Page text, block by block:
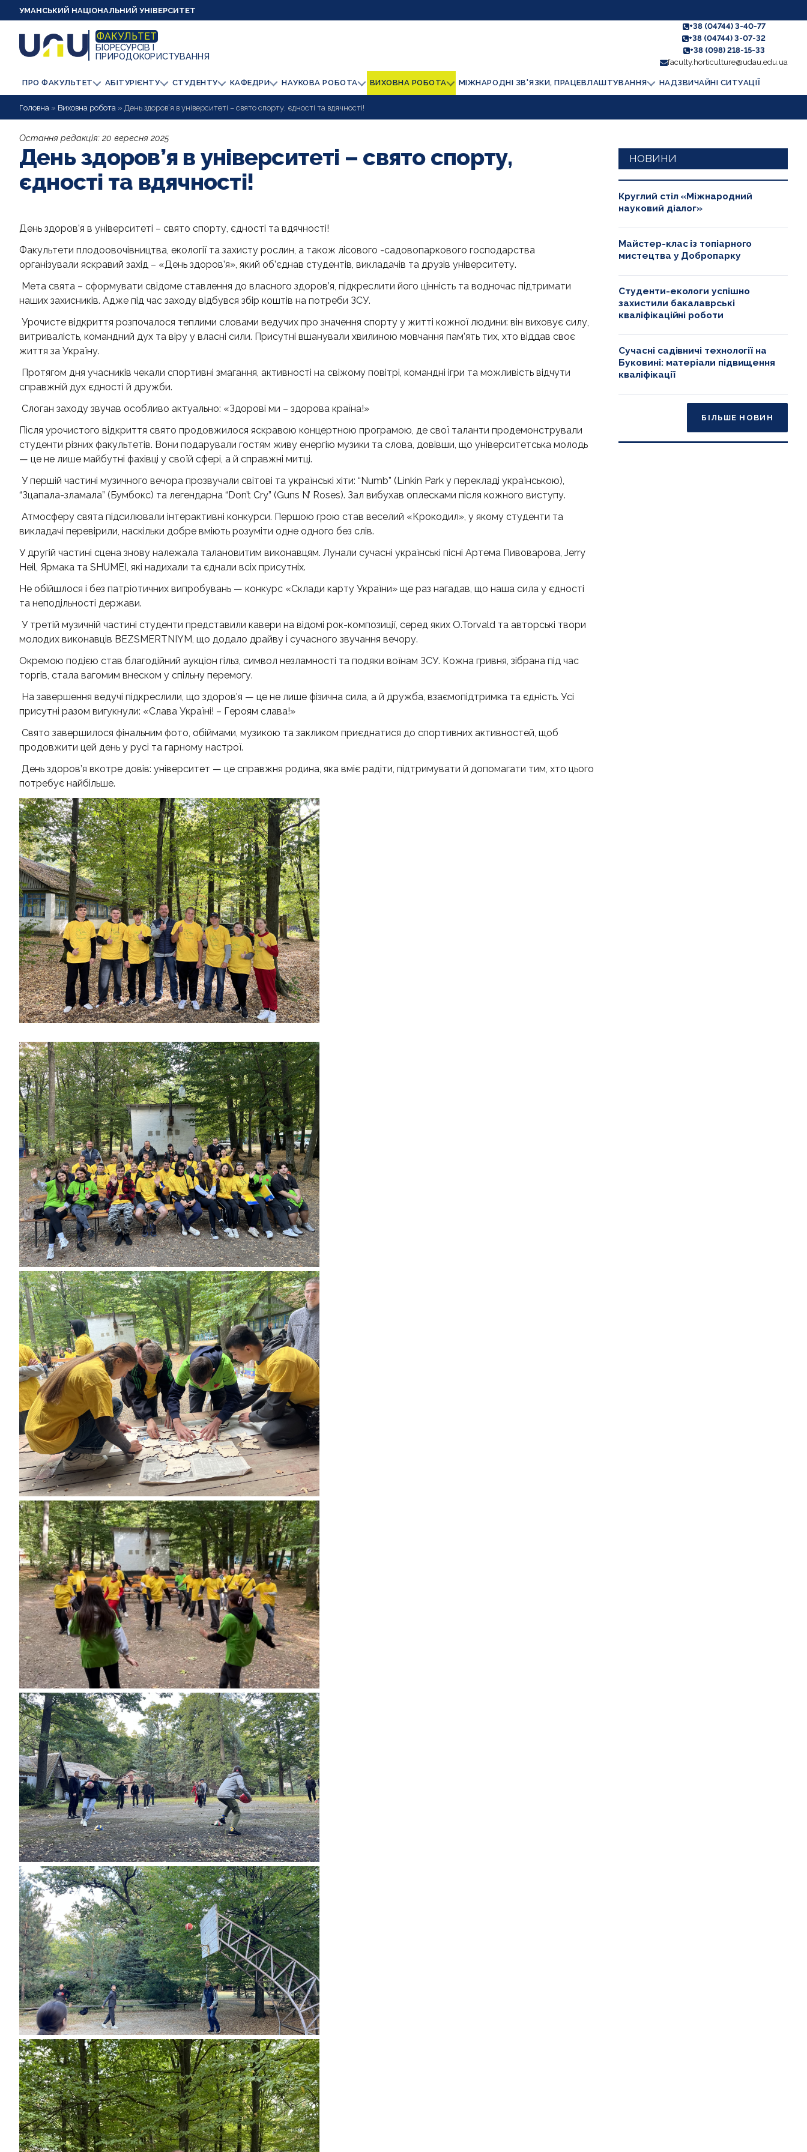
УМАНСЬКИЙ НАЦІОНАЛЬНИЙ УНІВЕРСИТЕТ
ФАКУЛЬТЕТ
БІОРЕСУРСІВ І
ПРИРОДОКОРИСТУВАННЯ
+38 (04744) 3-40-77
+38 (04744) 3-07-32
+38 (098) 218-15-33
faculty.horticulture@udau.edu.ua
ПРО ФАКУЛЬТЕТ АБІТУРІЄНТУ СТУДЕНТУ КАФЕДРИ НАУКОВА РОБОТА ВИХОВНА РОБОТА МІЖНАРОДНІ ЗВ'ЯЗКИ, ПРАЦЕВЛАШТУВАННЯ НАДЗВИЧАЙНІ СИТУАЦІЇ
Головна » Виховна робота » День здоров’я в університеті – свято спорту, єдності та вдячності!
Остання редакція: 20 вересня 2025
День здоров’я в університеті – свято спорту,
єдності та вдячності!
День здоров’я в університеті – свято спорту, єдності та вдячності!
Факультети плодоовочівництва, екології та захисту рослин, а також лісового -садовопаркового господарства
організували яскравий захід – «День здоров’я», який об’єднав студентів, викладачів та друзів університету.
Мета свята – сформувати свідоме ставлення до власного здоров’я, підкреслити його цінність та водночас підтримати
наших захисників. Адже під час заходу відбувся збір коштів на потреби ЗСУ.
Урочисте відкриття розпочалося теплими словами ведучих про значення спорту у житті кожної людини: він виховує силу,
витривалість, командний дух та віру у власні сили. Присутні вшанували хвилиною мовчання пам’ять тих, хто віддав своє
життя за Україну.
Протягом дня учасників чекали спортивні змагання, активності на свіжому повітрі, командні ігри та можливість відчути
справжній дух єдності й дружби.
Слоган заходу звучав особливо актуально: «Здорові ми – здорова країна!»
Після урочистого відкриття свято продовжилося яскравою концертною програмою, де свої таланти продемонстрували
студенти різних факультетів. Вони подарували гостям живу енергію музики та слова, довівши, що університетська молодь
— це не лише майбутні фахівці у своїй сфері, а й справжні митці.
У першій частині музичного вечора прозвучали світові та українські хіти: “Numb” (Linkin Park у перекладі українською),
“Зцапала-зламала” (Бумбокс) та легендарна “Don’t Cry” (Guns N’ Roses). Зал вибухав оплесками після кожного виступу.
Атмосферу свята підсилювали інтерактивні конкурси. Першою грою став веселий «Крокодил», у якому студенти та
викладачі перевірили, наскільки добре вміють розуміти одне одного без слів.
У другій частині сцена знову належала талановитим виконавцям. Лунали сучасні українські пісні Артема Пивоварова, Jerry
Heil, Ярмака та SHUMEI, які надихали та єднали всіх присутніх.
Не обійшлося і без патріотичних випробувань — конкурс «Склади карту України» ще раз нагадав, що наша сила у єдності
та неподільності держави.
У третій музичній частині студенти представили кавери на відомі рок-композиції, серед яких O.Torvald та авторські твори
молодих виконавців BEZSMERTNIYM, що додало драйву і сучасного звучання вечору.
Окремою подією став благодійний аукціон гільз, символ незламності та подяки воїнам ЗСУ. Кожна гривня, зібрана під час
торгів, стала вагомим внеском у спільну перемогу.
На завершення ведучі підкреслили, що здоров’я — це не лише фізична сила, а й дружба, взаємопідтримка та єдність. Усі
присутні разом вигукнули: «Слава Україні! – Героям слава!»
Свято завершилося фінальним фото, обіймами, музикою та закликом приєднатися до спортивних активностей, щоб
продовжити цей день у русі та гарному настрої.
День здоров’я вкотре довів: університет — це справжня родина, яка вміє радіти, підтримувати й допомагати тим, хто цього
потребує найбільше.
НОВИНИ
Круглий стіл «Міжнародний
науковий діалог»
Майстер-клас із топіарного
мистецтва у Добропарку
Студенти-екологи успішно
захистили бакалаврські
кваліфікаційні роботи
Сучасні садівничі технології на
Буковині: матеріали підвищення
кваліфікації
БІЛЬШЕ НОВИН